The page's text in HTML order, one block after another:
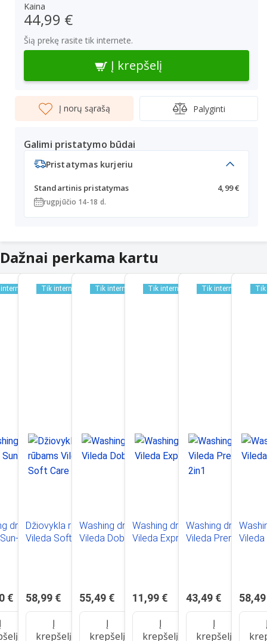
Kaina
44,99 €
Šią prekę rasite tik internete.
Į krepšelį
Į norų sąrašą Palyginti
Galimi pristatymo būdai
Pristatymas kurjeriu
Standartinis pristatymas 4,99 €
rugpjūčio 14-18 d.
Dažnai perkama kartu
dryer
Rise
€
Tik internetu
Džiovykla rūbams
Vileda Soft Care
58,99 €
Į
krepšelį
Tik internetu
Washing dryer
Vileda Doble
55,49 €
Į
krepšelį
Tik internetu
Washing dryer
Vileda Express
11,99 €
Į
krepšelį
Tik internetu
Washing dryer
Vileda Premium
43,49 €
Į
krepšelį
Tik